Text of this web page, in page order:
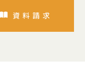
資料請求